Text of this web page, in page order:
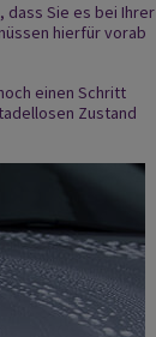
dass Sie es bei Ihrer
hierfür vorab
einen Schritt
Zustand